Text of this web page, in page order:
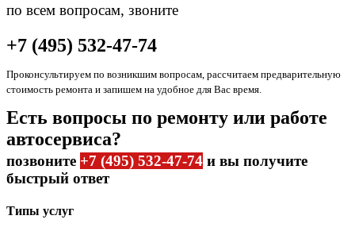
по всем вопросам, звоните
+7 (495) 532-47-74
Проконсультируем по возникшим вопросам, рассчитаем предварительную
стоимость ремонта и запишем на удобное для Вас время.
Есть вопросы по ремонту или работе
автосервиса?
позвоните +7 (495) 532-47-74 и вы получите
быстрый ответ
Типы услуг